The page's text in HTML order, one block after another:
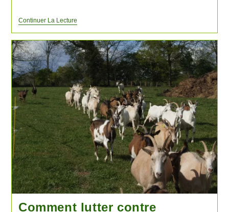
Continuer La Lecture
Comment lutter contre